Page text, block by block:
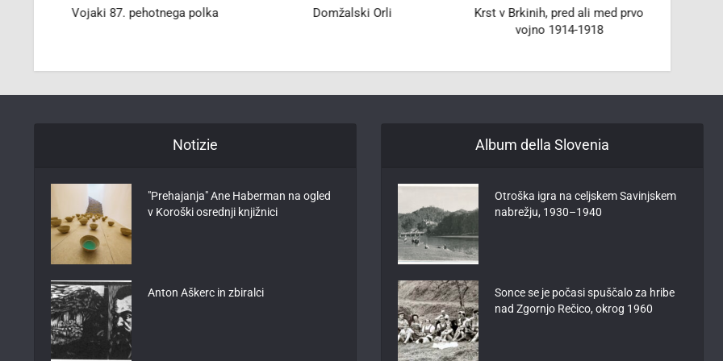
Vojaki 87. pehotnega polka Domžalski Orli
Krst v Brkinih, pred ali med prvo
vojno 1914-1918
Notizie
"Prehajanja" Ane Haberman na ogled
v Koroški osrednji knjižnici
Anton Aškerc in zbiralci
Album della Slovenia
Otroška igra na celjskem Savinjskem
nabrežju, 1930–1940
Sonce se je počasi spuščalo za hribe
nad Zgornjo Rečico, okrog 1960